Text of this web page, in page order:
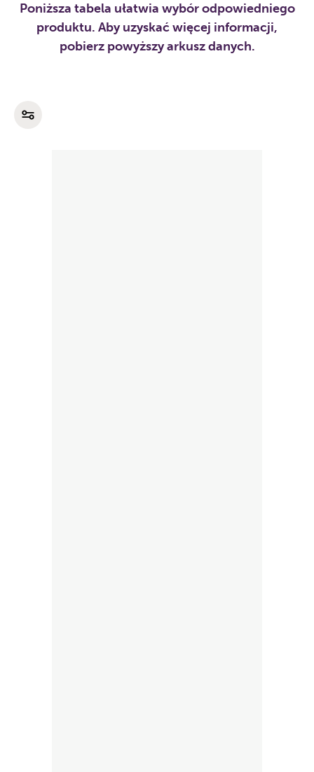
Poniższa tabela ułatwia wybór odpowiedniego
produktu. Aby uzyskać więcej informacji,
pobierz powyższy arkusz danych.